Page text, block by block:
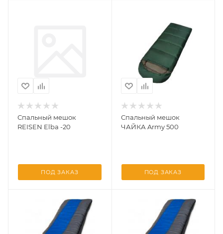
Спальный мешок
REISEN Elba -20
ПОД ЗАКАЗ
Спальный мешок
ЧАЙКА Army 500
ПОД ЗАКАЗ